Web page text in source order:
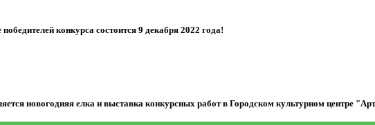
конкурса состоится 9 декабря 2022 года!
новогодняя елка и выставка конкурсных работ в Городском культурном центре